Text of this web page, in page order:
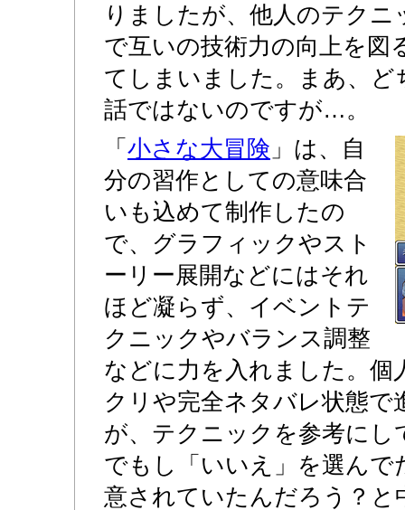
りましたが、他人のテク
で互いの技術力の向上を図
てしまいました。まあ、
話ではないのですが…。
「 小さな大冒険 」は、自
分の習作としての意味合
いも込めて制作したの
で、グラフィックやスト
ーリー展開などにはそれ
ほど凝らず、イベントテ
クニックやバランス調整
などに力を入れました。個
クリや完全ネタバレ状態
が、テクニックを参考に
でもし「いいえ」を選んで
意されていたんだろう？と